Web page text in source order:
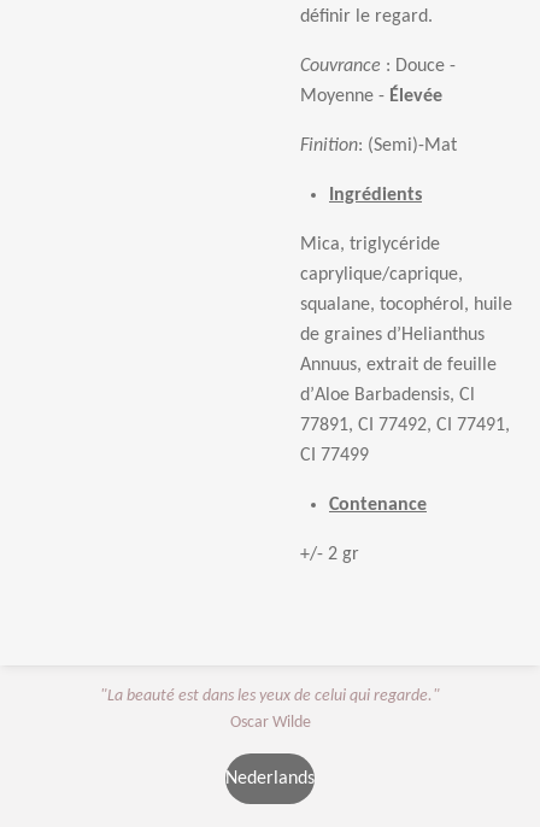
définir le regard.
Couvrance : Douce -
Moyenne - É levée
Finition: (Semi)-Mat
Ingrédients
Mica, triglycéride
caprylique/caprique,
squalane, tocophérol, huile
de graines d’Helianthus
Annuus, extrait de feuille
d’Aloe Barbadensis, Cl
77891, CI 77492, CI 77491,
CI 77499
Contenance
+/- 2 gr
"La beauté est dans les yeux de celui qui regarde."
Oscar Wilde
Nederlands